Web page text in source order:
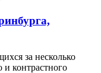
за несколько
и контрастного